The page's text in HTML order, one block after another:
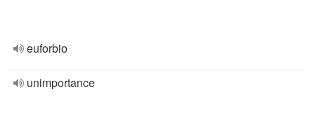
euforbio
unimportance